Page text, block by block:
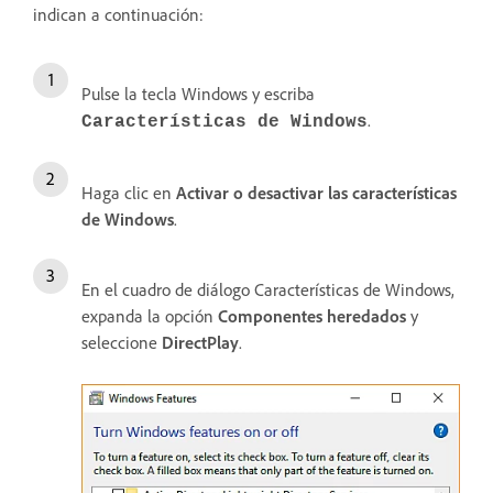
indican a continuación:
Pulse la tecla Windows y escriba
Características de Windows.
Haga clic en Activar o desactivar las características
de Windows.
En el cuadro de diálogo Características de Windows,
expanda la opción Componentes heredados y
seleccione DirectPlay.